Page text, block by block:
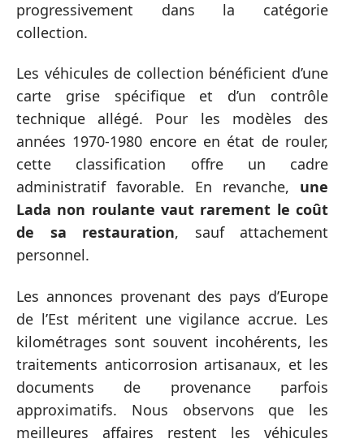
progressivement dans la catégorie
collection.
Les véhicules de collection bénéficient d’une
carte grise spécifique et d’un contrôle
technique allégé. Pour les modèles des
années 1970-1980 encore en état de rouler,
cette classification offre un cadre
administratif favorable. En revanche, une
Lada non roulante vaut rarement le coût
de sa restauration, sauf attachement
personnel.
Les annonces provenant des pays d’Europe
de l’Est méritent une vigilance accrue. Les
kilométrages sont souvent incohérents, les
traitements anticorrosion artisanaux, et les
documents de provenance parfois
approximatifs. Nous observons que les
meilleures affaires restent les véhicules